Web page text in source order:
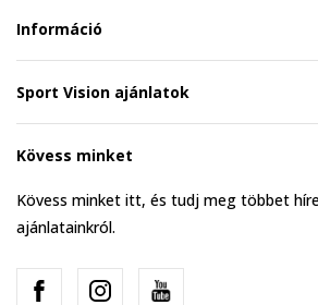
Információ
Sport Vision ajánlatok
Kövess minket
Kövess minket itt, és tudj meg többet
ajánlatainkról.